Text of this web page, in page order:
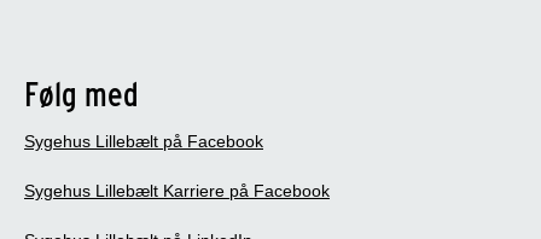
Følg med
Sygehus Lillebælt på Facebook
Sygehus Lillebælt Karriere på Facebook